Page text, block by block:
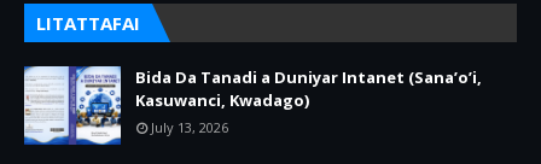
LITATTAFAI
Bida Da Tanadi a Duniyar Intanet (Sana’o’i,
Kasuwanci, Kwadago)
July 13, 2026